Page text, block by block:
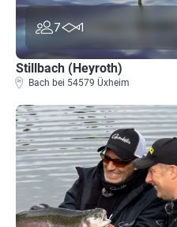
7 1
Stillbach (Heyroth)
Bach bei 54579 Üxheim